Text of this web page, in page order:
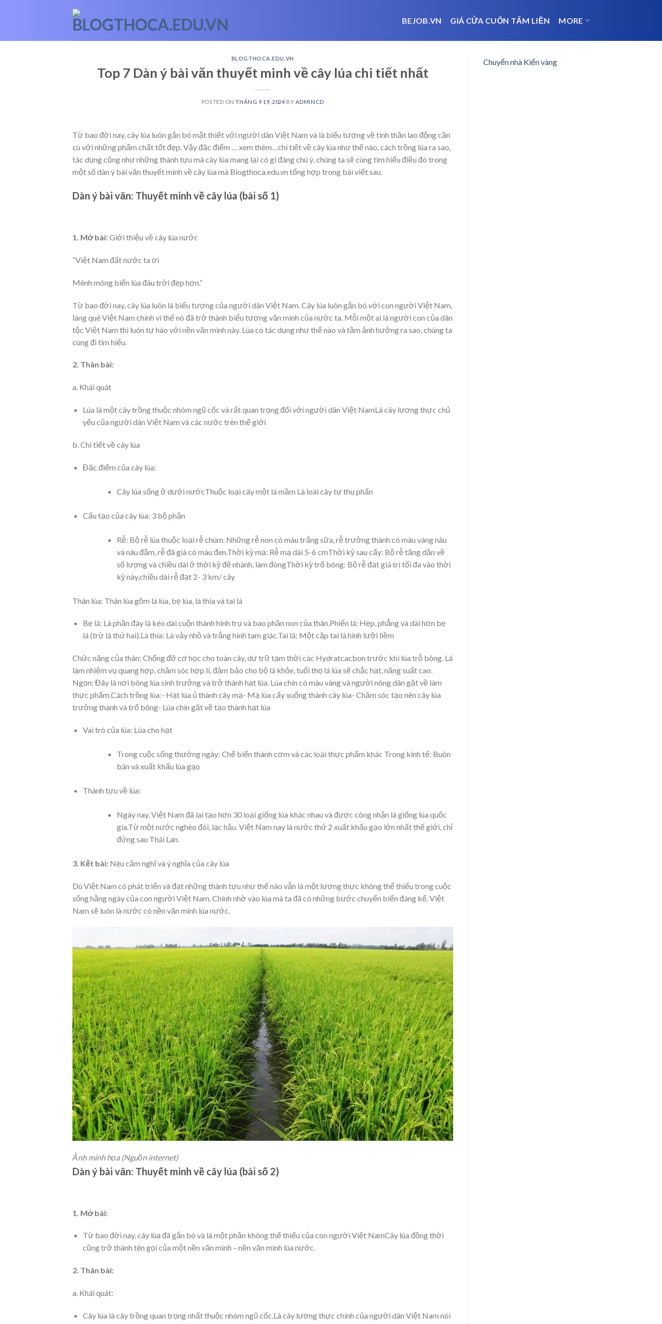
BEJOB.VN GIÁ CỬA CUỐN TẤM LIỀN MORE
BLOGTHOCA.EDU.VN
Top 7 Dàn ý bài văn thuyết minh về cây lúa chi tiết nhất
POSTED ONTHÁNG 9 19, 2024 BY ADMINCD
Từ bao đời nay, cây lúa luôn gắn bó mật thiết với người dân Việt Nam và là biểu tượng về tinh thần lao động cần
cù với những phẩm chất tốt đẹp. Vậy đặc điểm
… xem thêm… chi tiết về cây lúa như thế nào, cách trồng lúa ra sao,
tác dụng cũng như những thành tựu mà cây lúa mang lại có gì đáng chú ý, chúng ta sẽ cùng tìm hiểu điều đó trong
một số dàn ý bài văn thuyết minh về cây lúa mà Blogthoca.edu.vn tổng hợp trong bài viết sau.
Dàn ý bài văn: Thuyết minh về cây lúa (bài số 1)
1. Mở bài:Giới thiệu về cây lúa nước
“Việt Nam đất nước ta ơi
Mênh mông biển lúa đâu trời đẹp hơn.”
Từ bao đời nay, cây lúa luôn là biểu tượng của người dân Việt Nam. Cây lúa luôn gắn bó với con người Việt Nam,
làng quê Việt Nam chính vì thế nó đã trở thành biểu tượng văn minh của nước ta. Mỗi một ai là người con của dân
tộc Việt Nam thì luôn tự hào với nền văn minh này. Lúa có tác dụng như thế nào và tầm ảnh hưởng ra sao, chúng ta
cùng đi tìm hiểu.
2. Thân bài:
a. Khái quát
Lúa là một cây trồng thuộc nhóm ngũ cốc và rất quan trọng đối với người dân Việt NamLà cây lương thực chủ
yếu của người dân Việt Nam và các nước trên thế giới
b. Chi tiết về cây lúa
Đặc điểm của cây lúa:
Cây lúa sống ở dưới nướcThuộc loại cây một lá mầm Là loài cây tự thụ phấn
Cấu tạo của cây lúa: 3 bộ phận
Rễ: Bộ rễ lúa thuộc loại rễ chùm. Những rễ non có màu trắng sữa, rễ trưởng thành có màu vàng nâu
và nâu đậm, rễ đã già có màu đen.Thời kỳ mạ: Rễ mạ dài 5-6 cmThời kỳ sau cấy: Bộ rễ tăng dần về
số lượng và chiều dài ở thời kỳ đẻ nhánh, làm đòngThời kỳ trổ bông: Bộ rễ đạt giá trị tối đa vào thời
kỳ này,chiều dài rễ đạt 2- 3 km/ cây
Thân lúa: Thân lúa gồm lá lúa, bẹ lúa, lá thìa và tai lá
Bẹ lá: Là phần đáy lá kéo dài cuộn thành hình trụ và bao phần non của thân.Phiến lá: Hẹp, phẳng và dài hơn bẹ
lá (trừ lá thứ hai).Lá thìa: Là vảy nhỏ và trắng hình tam giác.Tai lá: Một cặp tai lá hình lưỡi liềm
Chức năng của thân: Chống đỡ cơ học cho toàn cây, dự trữ tạm thời các Hydratcacbon trước khi lúa trỗ bông. Lá
làm nhiệm vụ quang hợp, chăm sóc hợp lí, đảm bảo cho bộ lá khỏe, tuổi thọ lá lúa sẽ chắc hạt, năng suất cao.
Ngọn: Đây là nơi bông lúa sinh trưởng và trở thành hạt lúa. Lúa chín có màu vàng và người nông dân gặt về làm
thực phẩm.Cách trồng lúa:- Hạt lúa ủ thành cây mạ- Mạ lúa cấy xuống thành cây lúa- Chăm sóc tạo nên cây lúa
trưởng thành và trổ bông- Lúa chín gặt về tạo thành hạt lúa
Vai trò của lúa: Lúa cho hạt
Trong cuộc sống thường ngày: Chế biến thành cơm và các loại thực phẩm khác Trong kinh tế: Buôn
bán và xuất khẩu lúa gạo
Thành tựu về lúa:
Ngày nay, Việt Nam đã lai tạo hơn 30 loại giống lúa khác nhau và được công nhận là giống lúa quốc
gia.Từ một nước nghèo đói, lạc hậu. Việt Nam nay là nước thứ 2 xuất khẩu gạo lớn nhất thế giới, chỉ
đứng sau Thái Lan.
3. Kết bài: Nêu cảm nghĩ và ý nghĩa của cây lúa
Dù Việt Nam có phát triển và đạt những thành tựu như thế nào vẫn là một lương thực không thể thiếu trong cuộc
sống hằng ngày của con người Việt Nam. Chính nhờ vào lúa mà ta đã có những bước chuyển biến đáng kể. Việt
Nam sẽ luôn là nước có nền văn minh lúa nước.
Ảnh minh họa (Nguồn internet)
Dàn ý bài văn: Thuyết minh về cây lúa (bài số 2)
1. Mở bài:
Từ bao đời nay, cây lúa đã gắn bó và là một phần không thể thiếu của con người Việt NamCây lúa đồng thời
cũng trở thành tên gọi của một nền văn minh – nền văn minh lúa nước.
2. Thân bài:
a. Khái quát:
Cây lúa là cây trồng quan trọng nhất thuộc nhóm ngũ cốc.Là cây lương thực chính của người dân Việt Nam nói
Chuyển nhà Kiến vàng